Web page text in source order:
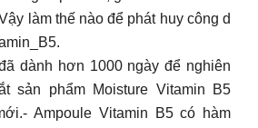
làm thế nào để phát huy công d
dành hơn 1000 ngày để nghiên
sản phẩm Moisture Vitamin B5
Ampoule Vitamin B5 có hàm